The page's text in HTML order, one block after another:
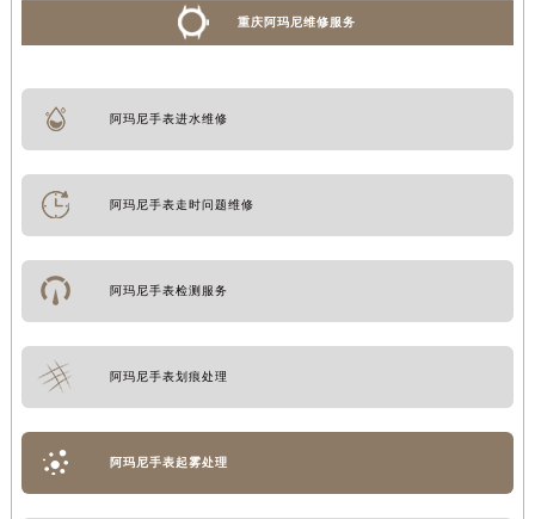
重庆阿玛尼维修服务
阿玛尼手表进水维修
阿玛尼手表走时问题维修
阿玛尼手表检测服务
阿玛尼手表划痕处理
阿玛尼手表起雾处理